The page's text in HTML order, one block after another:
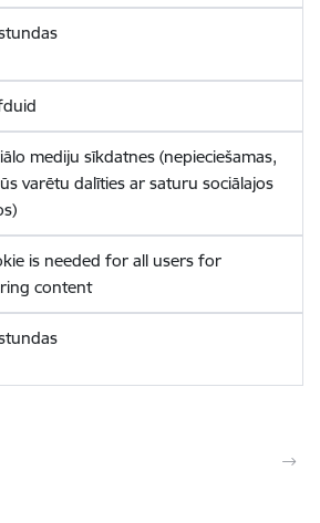
mediju sīkdatnes (nepieciešamas,
varētu dalīties ar saturu sociālajos
is needed for all users for
content